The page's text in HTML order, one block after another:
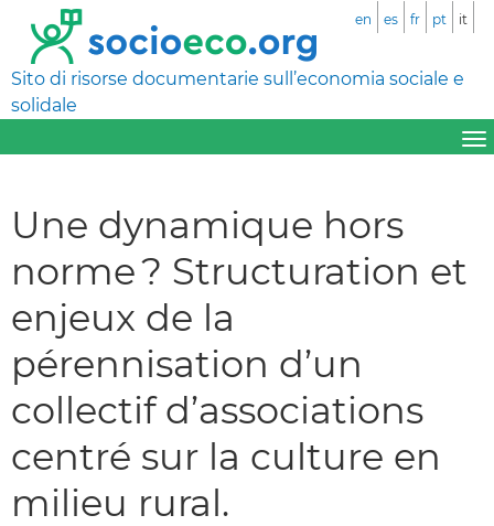
Sito di risorse documentarie sull’economia sociale e
solidale
en es fr pt it
Une dynamique hors
norme ? Structuration et
enjeux de la
pérennisation d’un
collectif d’associations
centré sur la culture en
milieu rural.